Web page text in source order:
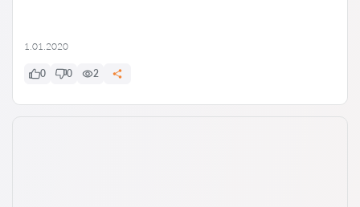
1.01.2020
0 0 2